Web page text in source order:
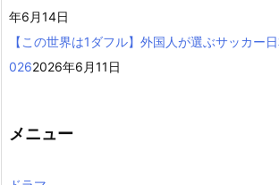
年6月14日
【この世界は1ダフル】外国人が選ぶサッカー
0262026年6月11日
メニュー